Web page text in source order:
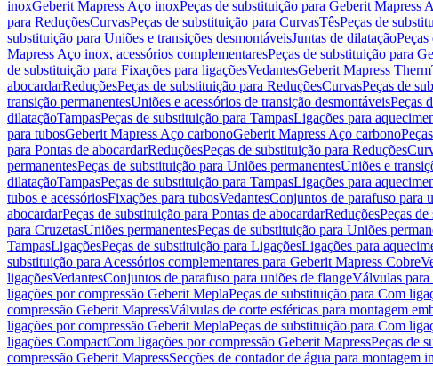
inoxGeberit Mapress Aço inoxPeças de substituição para Geberit Mapress
para ReduçõesCurvasPeças de substituição para CurvasTêsPeças de
substituição para Uniões e transições desmontáveisJuntas de dilatação
Mapress Aço inox, acessórios complementaresPeças de substituição para
de substituição para Fixações para ligaçõesVedantesGeberit Mapress Therm
abocardarReduçõesPeças de substituição para ReduçõesCurvasPeças de
transição permanentesUniões e acessórios de transição desmontáveisPeças
dilataçãoTampasPeças de substituição para TampasLigações para
para tubosGeberit Mapress Aço carbonoGeberit Mapress Aço carbono
para Pontas de abocardarReduçõesPeças de substituição para Reduções
permanentesPeças de substituição para Uniões permanentesUniões e
dilataçãoTampasPeças de substituição para TampasLigações para
tubos e acessóriosFixações para tubosVedantesConjuntos de parafuso para
abocardarPeças de substituição para Pontas de abocardarReduçõesPeças
para CruzetasUniões permanentesPeças de substituição para Uniões
TampasLigaçõesPeças de substituição para LigaçõesLigações para
substituição para Acessórios complementares para Geberit Mapress Cobre
ligaçõesVedantesConjuntos de parafuso para uniões de flangeVálvulas para
ligações por compressão Geberit MeplaPeças de substituição para Com
compressão Geberit MapressVálvulas de corte esféricas para montagem
ligações por compressão Geberit MeplaPeças de substituição para Com
ligações CompactCom ligações por compressão Geberit MapressPeças de
compressão Geberit MapressSecções de contador de água para montagem